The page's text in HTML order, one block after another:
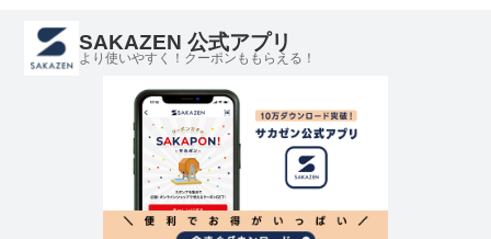
SAKAZEN 公式アプリ
より使いやすく！クーポンももらえる！